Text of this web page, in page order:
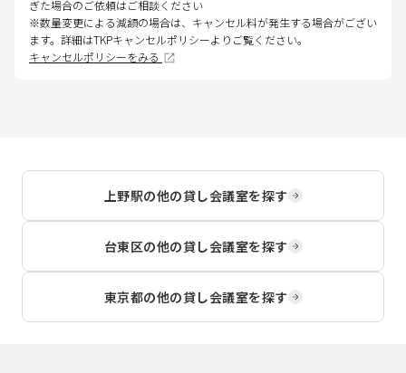
ぎた場合のご依頼はご相談ください
※数量変更による減額の場合は、キャンセル料が発生する場合がござい
ます。詳細はTKPキャンセルポリシーよりご覧ください。
キャンセルポリシーをみる
上野駅の他の貸し会議室を探す
台東区の他の貸し会議室を探す
東京都の他の貸し会議室を探す